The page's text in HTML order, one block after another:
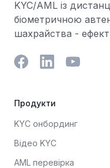
KYC/AML із
біометричною
шахрайства -
Продукти
KYC онбординг
Відео KYC
AML перевірка